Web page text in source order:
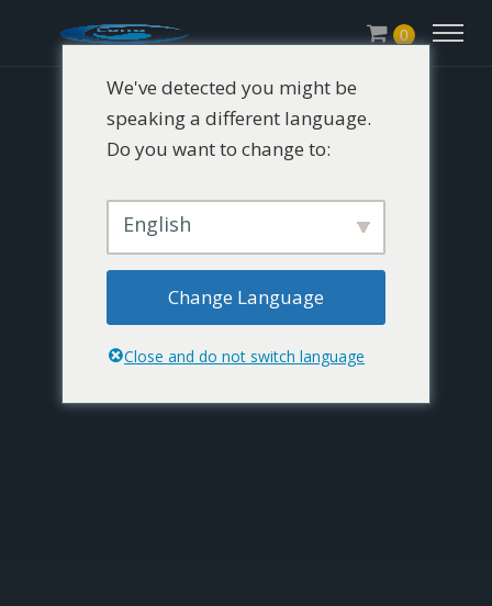
0
We've detected you might be
speaking a different language.
Do you want to change to:
English
Change Language
Close and do not switch language